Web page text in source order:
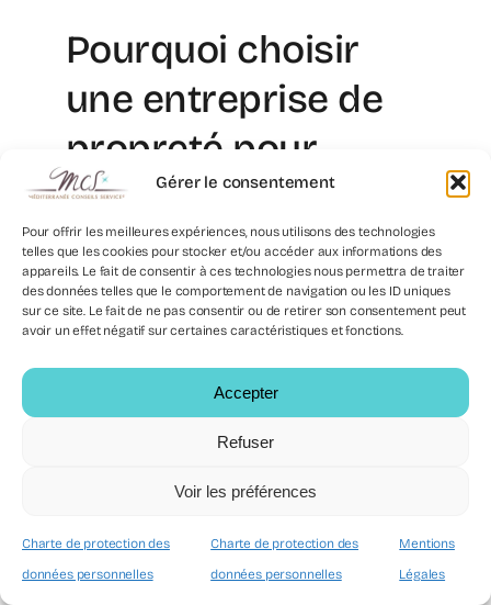
Gérer le consentement
Pour offrir les meilleures expériences, nous utilisons des technologies
telles que les cookies pour stocker et/ou accéder aux informations des
appareils. Le fait de consentir à ces technologies nous permettra de traiter
des données telles que le comportement de navigation ou les ID uniques
sur ce site. Le fait de ne pas consentir ou de retirer son consentement peut
avoir un effet négatif sur certaines caractéristiques et fonctions.
Accepter
Refuser
Voir les préférences
Charte de protection des
données personnelles
Charte de protection des
données personnelles
Mentions
Légales
Pourquoi choisir
une entreprise de
propreté pour
musée
expérimentée
Le musée ne laisse pas de place à
propreté pour musée doit apporter une
capacité d'exécution stable. Cela inclut
l'encadrement, la continuité de service et
la réactivité contrôlée. De plus,
sur des supports sensibles.